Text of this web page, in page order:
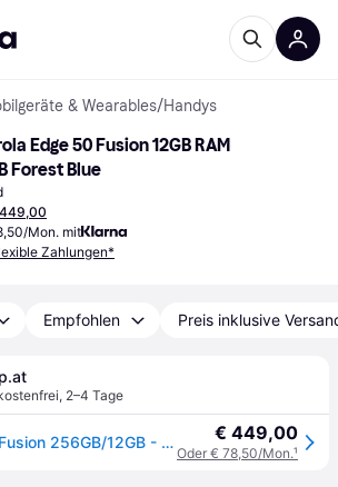
& Wearables/Handys
Edge 50 Fusion 12GB RAM
Forest Blue
Mon. mit
Zahlungen*
Empfohlen Preis inklusive
, 2–4 Tage
Motorola Edge 50 Fusion 256GB/12GB - Forest Blue € 449,00
Oder € 78,50/Mon.¹